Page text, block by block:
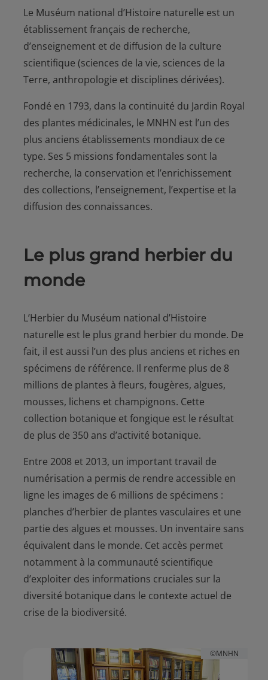
Le Muséum national d’Histoire naturelle est un
établissement français de recherche,
d’enseignement et de diffusion de la culture
scientifique (sciences de la vie, sciences de la
Terre, anthropologie et disciplines dérivées).
Fondé en 1793, dans la continuité du Jardin Royal
des plantes médicinales, le MNHN est l’un des
plus anciens établissements mondiaux de ce
type. Ses 5 missions fondamentales sont la
recherche, la conservation et l’enrichissement
des collections, l’enseignement, l’expertise et la
diffusion des connaissances.
Le plus grand herbier du
monde
L’Herbier du Muséum national d’Histoire
naturelle est le plus grand herbier du monde. De
fait, il est aussi l’un des plus anciens et riches en
spécimens de référence. Il renferme plus de 8
millions de plantes à fleurs, fougères, algues,
mousses, lichens et champignons. Cette
collection botanique et fongique est le résultat
de plus de 350 ans d’activité botanique.
Entre 2008 et 2013, un important travail de
numérisation a permis de rendre accessible en
ligne les images de 6 millions de spécimens :
planches d’herbier de plantes vasculaires et une
partie des algues et mousses. Un inventaire sans
équivalent dans le monde. Cet accès permet
notamment à la communauté scientifique
d’exploiter des informations cruciales sur la
diversité botanique dans le contexte actuel de
crise de la biodiversité.
©MNHN